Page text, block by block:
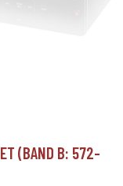
(BAND B: 572-